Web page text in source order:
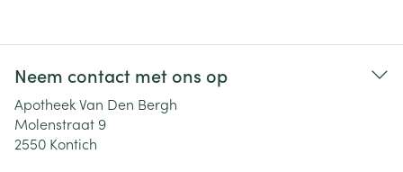
Neem contact met ons op
Apotheek Van Den Bergh
Molenstraat 9
2550 Kontich